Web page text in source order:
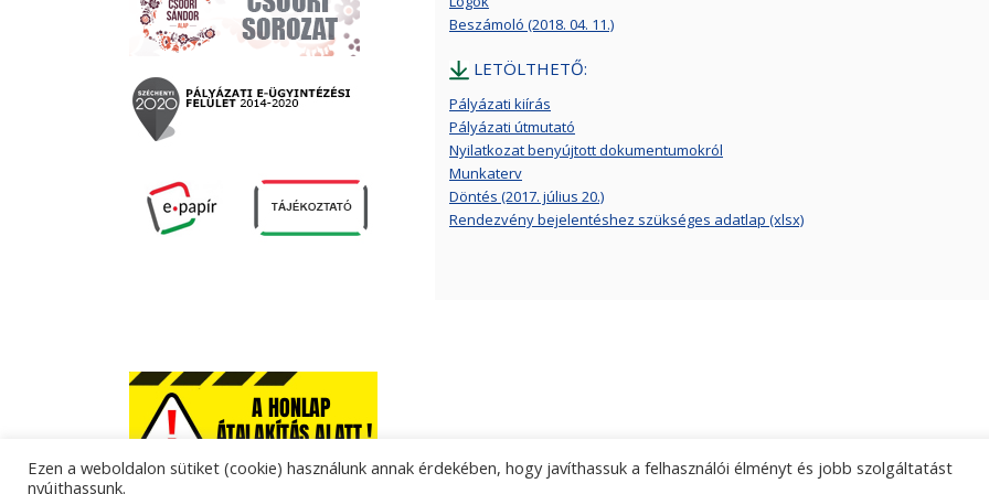
Beszámoló (2018. 04. 11.)
LETÖLTHETŐ:
Pályázati kiírás
Pályázati útmutató
Nyilatkozat benyújtott dokumentumokról
Munkaterv
Döntés (2017. július 20.)
Rendezvény bejelentéshez szükséges adatlap (xlsx)
Ezen a weboldalon sütiket (cookie) használunk annak érdekében, hogy javíthassuk a felhasználói élményt és jobb szolgáltatást
nyújthassunk.